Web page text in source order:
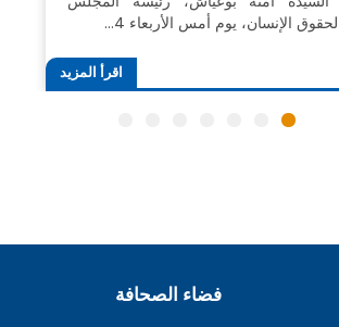
الإنسان، يوم أمس الأربعاء 4…
اقرأ المزيد
فضاء الصحافة